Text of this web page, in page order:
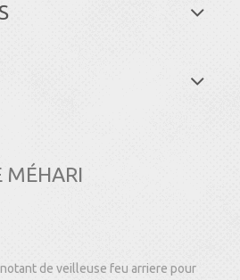
MÉHARI
de veilleuse feu arriere pour